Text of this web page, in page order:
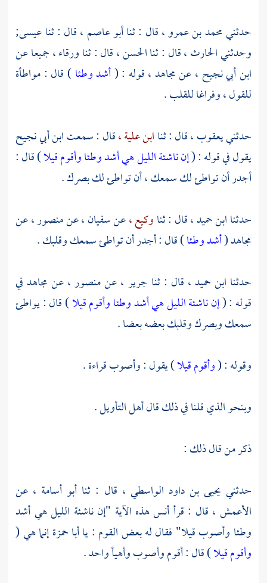
حدثنيمحمد بن عمرو ،قال : ثناأبو عاصم ،قال : ثناعيسى;
وحدثنيالحارث ،قال : ثناالحسن ،قال : ثناورقاء ،جميعا عن
ابن أبي نجيح ،عنمجاهد ،قوله : (أشد وطئا) قال : مواطأة
للقول ، وفراغا للقلب .
حدثنييعقوب ،قال : ثناابن علية ،قال : سمعتابن أبي نجيح
يقول في قوله : (إن ناشئة الليل هي أشد وطئا وأقوم قيلا) قال :
أجدر أن تواطئ لك سمعك ، أن تواطئ لك بصرك .
حدثناابن حميد ،قال : ثناوكيع ،عنسفيان ،عنمنصور ،عن
مجاهد(أشد وطئا) قال : أجدر أن تواطئ سمعك وقلبك .
حدثنا ابن حميد ، قال : ثنا جرير ،عنمنصور ،عنمجاهدفي
قوله : (إن ناشئة الليل هي أشد وطئا وأقوم قيلا) قال : يواطئ
سمعك وبصرك وقلبك بعضه بعضا .
وقوله : (وأقوم قيلا) يقول : وأصوب قراءة .
وبنحو الذي قلنا في ذلك قال أهل التأويل .
ذكر من قال ذلك :
حدثني يحيى بن داود الواسطي ، قال : ثنا أبو أسامة ، عن
الأعمش ، قال : قرأأنسهذه الآية "إن ناشئة الليل هي أشد
وطئا وأصوب قيلا" فقال له بعض القوم : يا أبا حمزة إنما هي (
وأقوم قيلا) قال : أقوم وأصوب وأهيأ واحد .